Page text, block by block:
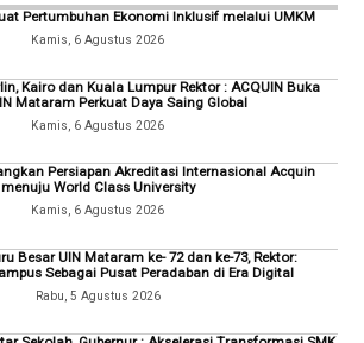
Pertumbuhan Ekonomi Inklusif melalui UMKM
Kamis, 6 Agustus 2026
Kairo dan Kuala Lumpur Rektor : ACQUIN Buka
Mataram Perkuat Daya Saing Global
Kamis, 6 Agustus 2026
Persiapan Akreditasi Internasional Acquin
menuju World Class University
Kamis, 6 Agustus 2026
Besar UIN Mataram ke- 72 dan ke-73, Rektor:
Sebagai Pusat Peradaban di Era Digital
Rabu, 5 Agustus 2026